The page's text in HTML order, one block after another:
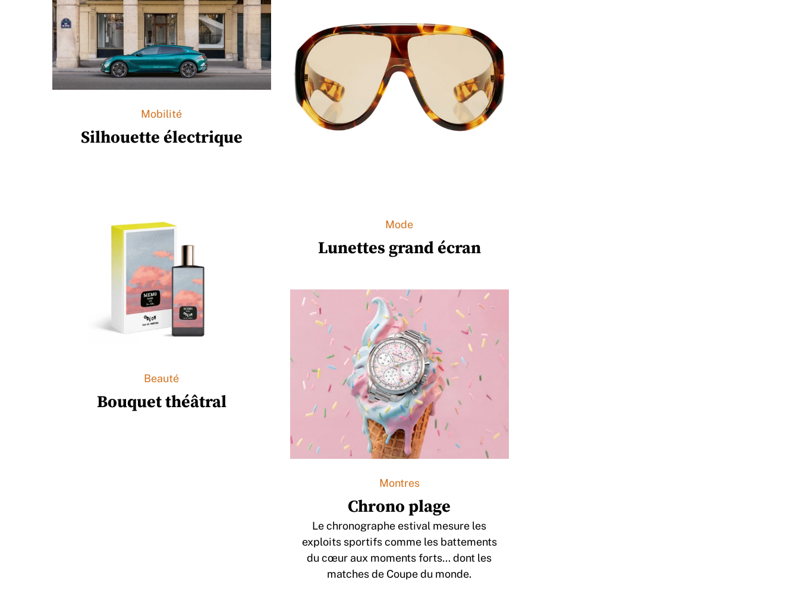
Mobilité
Silhouette électrique
Mode
Lunettes grand écran
Beauté
Bouquet théâtral
Montres
Chrono plage
Le chronographe estival mesure les
exploits sportifs comme les battements
du cœur aux moments forts… dont les
matches de Coupe du monde.